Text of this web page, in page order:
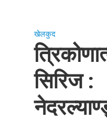
खेलकुद
सिरिज :